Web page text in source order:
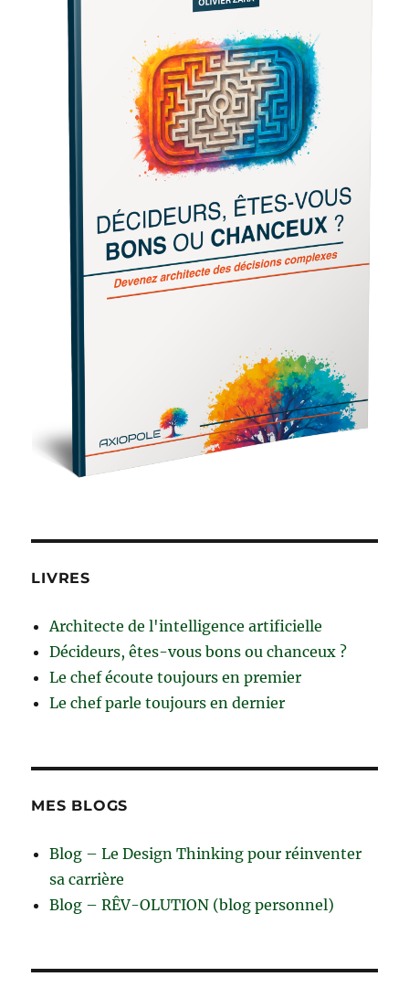
LIVRES
Architecte de l'intelligence artificielle
Décideurs, êtes-vous bons ou chanceux ?
Le chef écoute toujours en premier
Le chef parle toujours en dernier
MES BLOGS
Blog – Le Design Thinking pour réinventer
sa carrière
Blog – RÊV-OLUTION (blog personnel)